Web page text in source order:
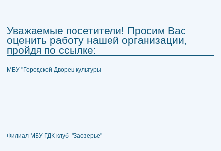
Уважаемые посетители! Просим Вас
оценить работу нашей организации,
пройдя по ссылке:
МБУ "Городской Дворец культуры
Филиал МБУ ГДК клуб "Заозерье"